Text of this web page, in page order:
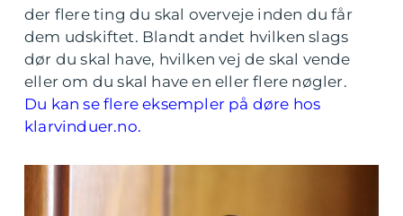
der flere ting du skal overveje inden du får
dem udskiftet. Blandt andet hvilken slags
dør du skal have, hvilken vej de skal vende
eller om du skal have en eller flere nøgler.
Du kan se flere eksempler på døre hos
klarvinduer.no.